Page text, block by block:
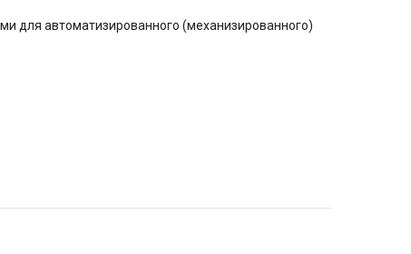
для автоматизированного (механизированного)